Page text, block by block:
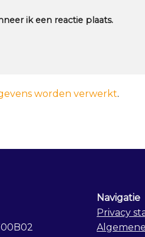
ik een reactie plaats.
worden verwerkt.
Navigatie
Privacy